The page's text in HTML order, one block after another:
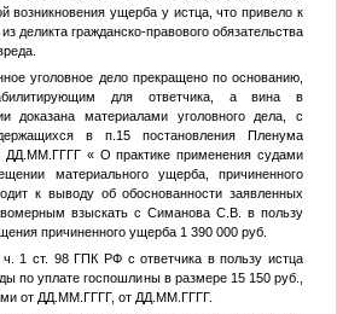
возникновения ущерба у истца, что привело к
деликта гражданско-правового обязательства
уголовное дело прекращено по основанию,
для ответчика, а вина в
доказана материалами уголовного дела, с
в п.15 постановления Пленума
ДД.ММ.ГГГГ « О практике применения судами
материального ущерба, причиненного
к выводу об обоснованности заявленных
взыскать с Симанова С.В. в пользу
причиненного ущерба 1 390 000 руб.
ч. 1 ст. 98 ГПК РФ с ответчика в пользу истца
по уплате госпошлины в размере 15 150 руб.,
от ДД.ММ.ГГГГ, от ДД.ММ.ГГГГ.